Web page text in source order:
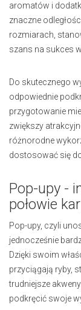
aromatów i
znaczne
rozmiarach,
szans na sukces
Do skutecznego
odpowiednie
przygotowanie
zwiększy
różnorodne
dostosować się
Pop-upy -
połowie
Pop-upy, czyli
jednocześnie
Dzięki swoim
przyciągają ryby,
trudniejsze
podkręcić swoje